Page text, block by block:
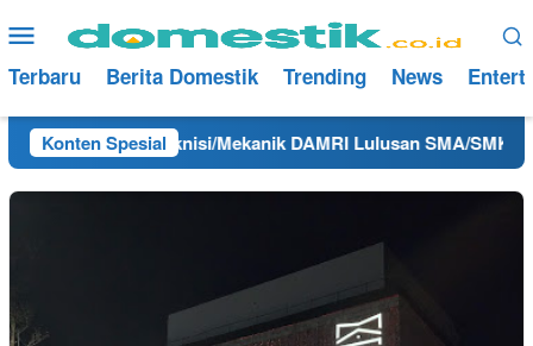
ke
konten
Menu
Mobile
Terbaru Berita Domestik Trending News
Konten Spesial
Kerja Hari Ini Teknisi/Mekanik DAMRI Lulusan SMA/SMK